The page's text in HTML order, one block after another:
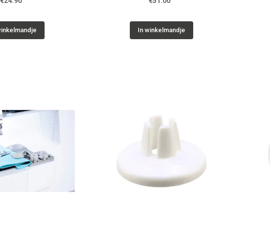
In winkelmandje